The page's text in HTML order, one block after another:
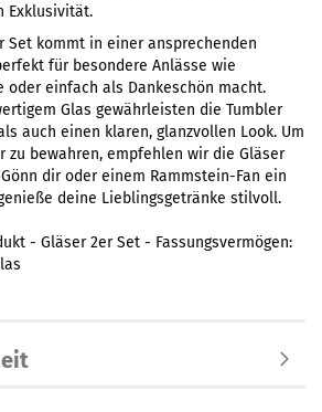
Exklusivität.
Set kommt in einer ansprechenden
für besondere Anlässe wie
oder einfach als Dankeschön macht.
Glas gewährleisten die Tumbler
auch einen klaren, glanzvollen Look. Um
zu bewahren, empfehlen wir die Gläser
dir oder einem Rammstein-Fan ein
deine Lieblingsgetränke stilvoll.
- Gläser 2er Set - Fassungsvermögen: